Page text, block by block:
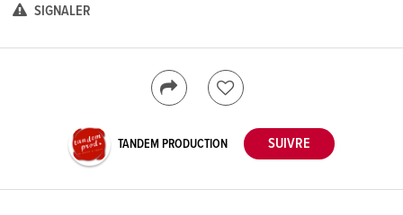
SIGNALER
TANDEM PRODUCTION